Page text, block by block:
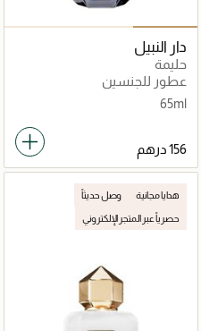
دار النبيل
حليمة
عطور للجنسين
65ml
هدايا مجانية وصل حديثاً
حصرياً عبر المتجر الإلكتروني